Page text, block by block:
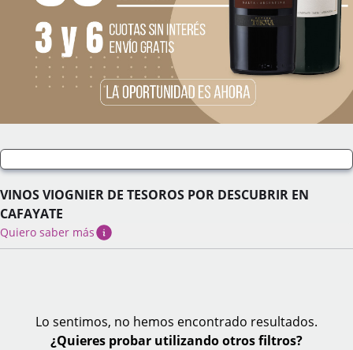
VINOS VIOGNIER DE TESOROS POR DESCUBRIR EN
CAFAYATE
Quiero saber más
Lo sentimos, no hemos encontrado resultados.
¿Quieres probar utilizando otros filtros?